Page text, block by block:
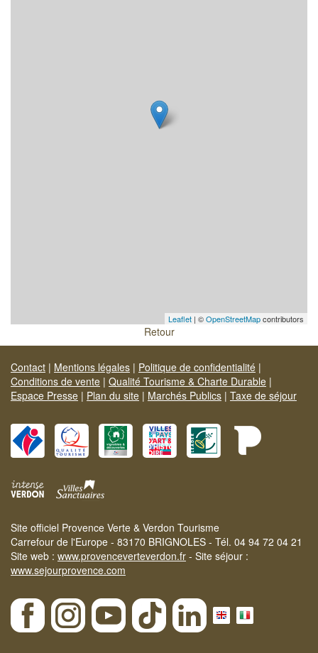
Leaflet | ©OpenStreetMapcontributors
Retour
Contact | Mentions légales | Politique de confidentialité |
Conditions de vente | Qualité Tourisme & Charte Durable |
Espace Presse | Plan du site | Marchés Publics | Taxe de séjour
Site officiel Provence Verte & Verdon Tourisme
Carrefour de l'Europe - 83170 BRIGNOLES - Tél. 04 94 72 04 21
Site web : www.provenceverteverdon.fr - Site séjour :
www.sejourprovence.com